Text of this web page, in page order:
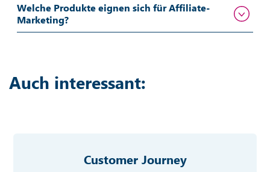
Welche Produkte eignen sich für Affiliate-
Marketing?
Auch interessant:
Customer Journey